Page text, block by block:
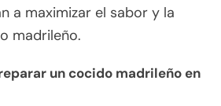
a maximizar el sabor y la
madrileño.
un cocido madrileño en